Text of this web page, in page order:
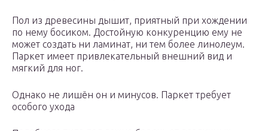
Пол из древесины дышит, приятный при хождении
по нему босиком. Достойную конкуренцию ему не
может создать ни ламинат, ни тем более линолеум.
Паркет имеет привлекательный внешний вид и
мягкий для ног.
Однако не лишён он и минусов. Паркет требует
особого ухода